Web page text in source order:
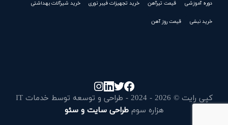
دوره آموزشی قیمت تیرآهن خرید تجهیزات فیبر نوری خرید شیرآلات بهداشتی
خرید نبشی قیمت روز آهن
کپی رایت © 2026 - 2024 - طراحی و توسعه توسط خدمات IT
هزاره سومطراحی سایت و سئو